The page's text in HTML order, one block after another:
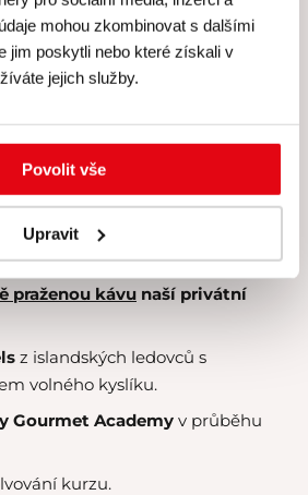
mohou zkombinovat s dalšími
jim poskytli nebo které získali v
jejich služby.
Povolit vše
Upravit
péči
lektora a personálu –
u nichž klademe velkýdůraz na
.
víno od Simply Wines.
exkluzivních
praženou kávu naší privátní
z islandských ledovců s
volného kyslíku.
Gourmet Academy v průběhu
kurzu.